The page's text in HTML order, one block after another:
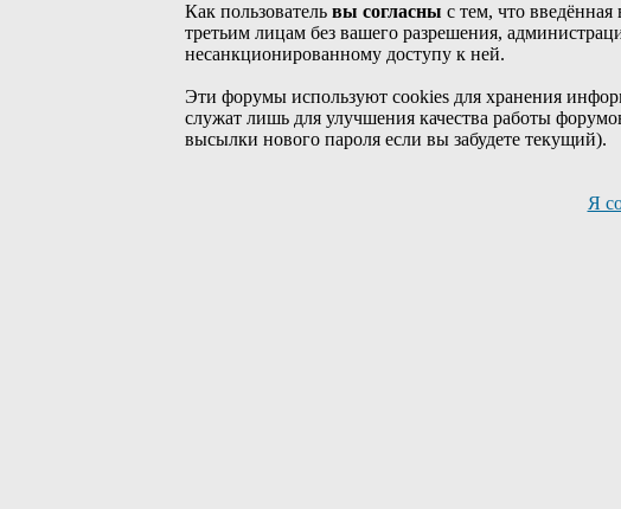
Как пользователь вы согласны с тем, что
третьим лицам без вашего разрешения,
несанкционированному доступу к ней.
Эти форумы используют cookies для хранения
служат лишь для улучшения качества работы
высылки нового пароля если вы забудете текущий).
Я